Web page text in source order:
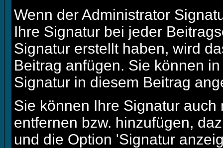
Wenn der Administrator
Ihre Signatur bei jeder
Signatur erstellt haben, wird
Beitrag anfügen. Sie können
Signatur in diesem Beitrag
Sie können Ihre Signatur
entfernen bzw. hinzufügen,
und die Option 'Signatur